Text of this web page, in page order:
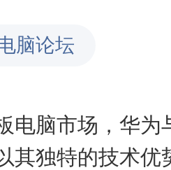
脑论坛
脑市场，华为
其独特的技术优